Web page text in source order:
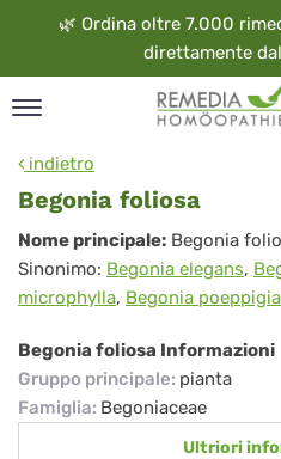
🌿 Ordina oltre 7.000
direttamente dal
indietro
Begonia foliosa
Begonia
foliosa
Nome principale: Begonia
Sinonimo: Begonia elegans,
microphylla, Begonia
Begonia foliosa Informazioni
Gruppo principale: pianta
Famiglia: Begoniaceae
Ultriori